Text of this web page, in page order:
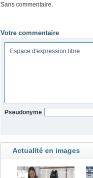
Sans commentaire.
Votre commentaire
Pseudonyme